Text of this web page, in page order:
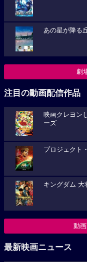
あの星が降る
劇
注目の動画配信作品
映画クレヨン
ーズ
プロジェクト
キングダム 大
動
最新映画ニュース